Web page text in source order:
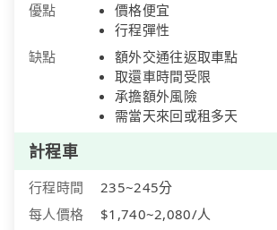
優點
價格便宜
行程彈性
缺點
額外交通往返取車點
取還車時間受限
承擔額外風險
需當天來回或租多天
計程車
行程時間
235~245分
每人價格
$1,740~2,080/人